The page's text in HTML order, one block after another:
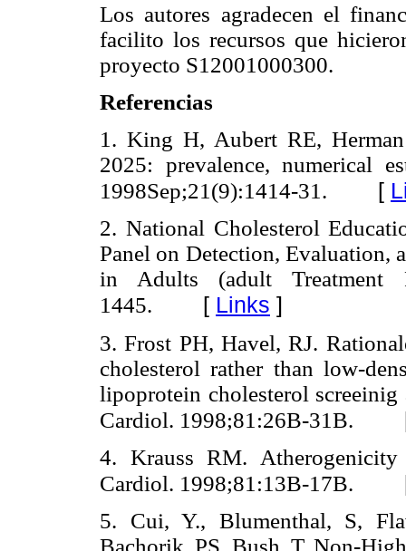
Los autores agradecen el
facilito los recursos que
proyecto S12001000300.
Referencias
1. King H, Aubert RE,
2025: prevalence, numerical
1998Sep;21(9):1414-31. [
2. National Cholesterol
Panel on Detection, Evaluation,
in Adults (adult Treatment
1445. [ Links ]
3. Frost PH, Havel, RJ.
cholesterol rather than low-
lipoprotein cholesterol screeinig
Cardiol. 1998;81:26B-31B.
4. Krauss RM.
Cardiol. 1998;81:13B-17B.
5. Cui, Y., Blumenthal, S,
Bachorik, PS, Bush, T. Non-